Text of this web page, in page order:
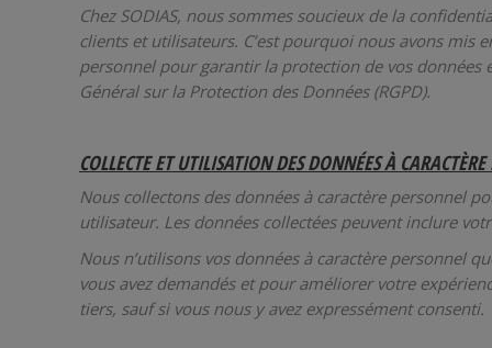
Chez SODIAS, nous sommes soucieux de la
clients et utilisateurs. C’est pourquoi nous avons mis
personnel pour garantir la protection de vos données
Général sur la Protection des Données (RGPD).
COLLECTE ET UTILISATION DES DONNÉES À
Nous collectons des données à caractère personnel
utilisateur. Les données collectées peuvent inclure
Nous n’utilisons vos données à caractère personnel
vous avez demandés et pour améliorer votre
tiers, sauf si vous nous y avez expressément consenti.